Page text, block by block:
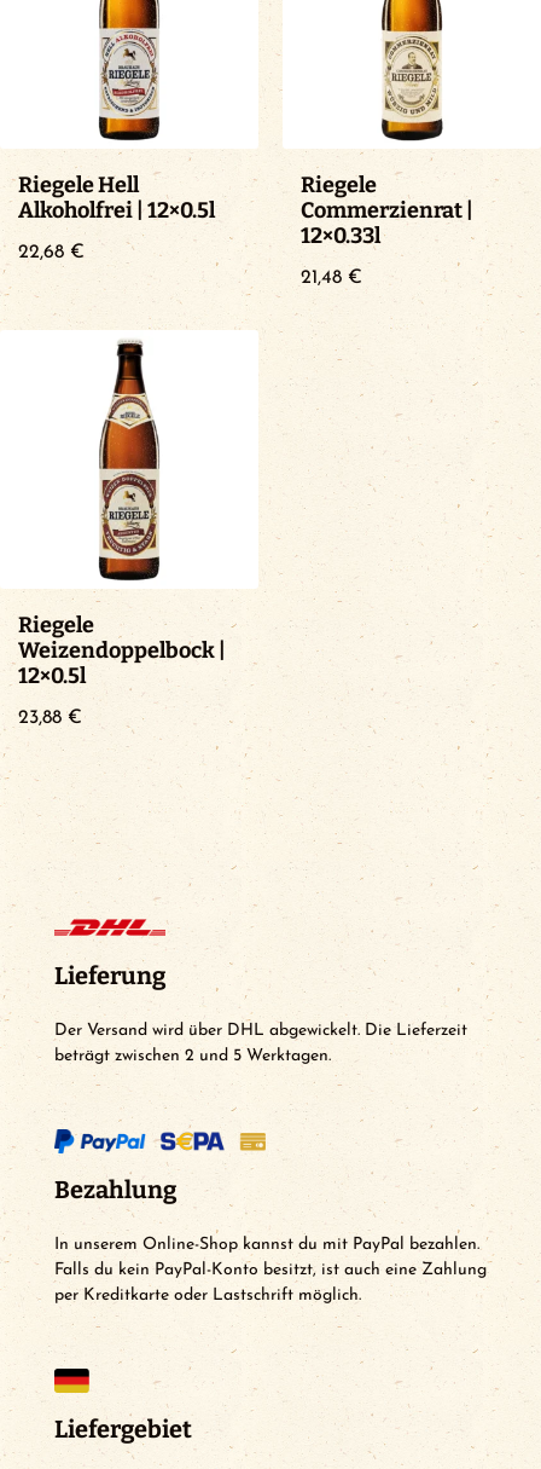
Riegele Hell
Alkoholfrei | 12×0.5l
22,68 €
Riegele
Commerzienrat |
12×0.33l
21,48 €
Riegele
Weizendoppelbock |
12×0.5l
23,88€
Lieferung
Der Versand wird über DHL abgewickelt. Die Lieferzeit
beträgt zwischen 2 und 5 Werktagen.
Bezahlung
In unserem Online-Shop kannst du mit PayPal bezahlen.
Falls du kein PayPal-Konto besitzt, ist auch eine Zahlung
per Kreditkarte oder Lastschrift möglich.
Liefergebiet